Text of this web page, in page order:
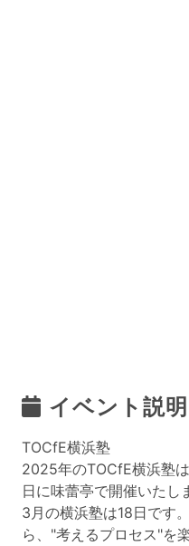
イベント説明
TOCfE横浜塾
2025年のTOCfE横浜塾
日に味蕾亭で開催いたし
3月の横浜塾は18日です
ら、"考えるプロセス"を